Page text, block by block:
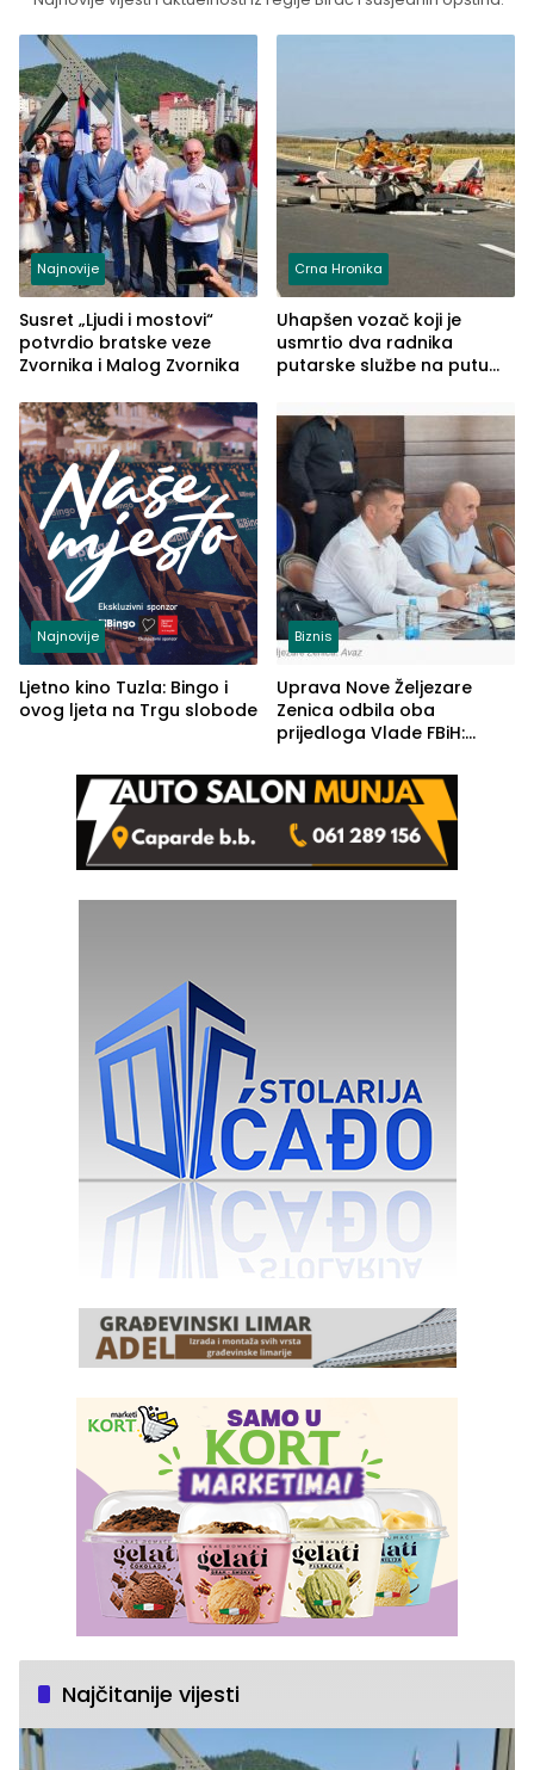
Najnovije
Susret „Ljudi i mostovi“
potvrdio bratske veze
Zvornika i Malog Zvornika
Crna Hronika
Uhapšen vozač koji je
usmrtio dva radnika
putarske službe na putu
(FOTO)
Najnovije
Ljetno kino Tuzla: Bingo i
ovog ljeta na Trgu slobode
Biznis
Uprava Nove Željezare
Zenica odbila oba
prijedloga Vlade FBiH:
rješenje
Najčitanije vijesti